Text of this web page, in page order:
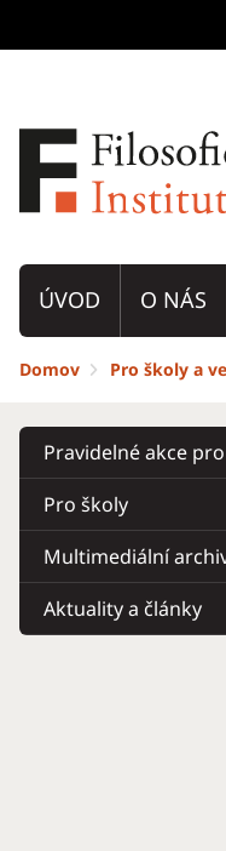
ÚVOD O NÁS
Domov Pro školy a
Pravidelné akce
Pro školy
Multimediální
Aktuality a články